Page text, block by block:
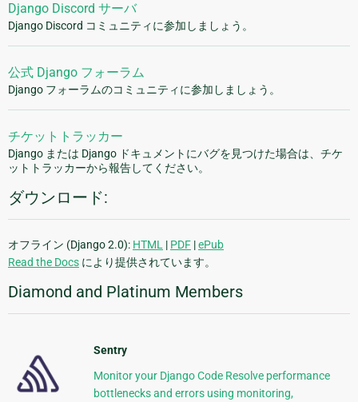
Django Discord サーバ
Django Discord コミュニティに参加しましょう。
公式 Django フォーラム
Django フォーラムのコミュニティに参加しましょう。
チケットトラッカー
Django または Django ドキュメントにバグを見つけた場合は、チケ
ットトラッカーから報告してください。
ダウンロード:
オフライン (Django 2.0): HTML | PDF |ePub
Read the Docs により提供されています。
Diamond and Platinum Members
Sentry
Monitor your Django Code Resolve performance
bottlenecks and errors using monitoring,